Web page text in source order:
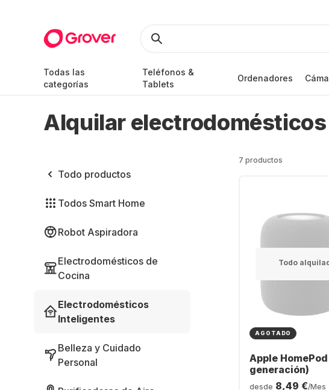
Todas las
categorías
Teléfonos &
Tablets
Ordenadores
Alquilar
Todo productos
Todos Smart Home
Robot Aspiradora
Electrodomésticos de
Cocina
Electrodomésticos
Inteligentes
Belleza y Cuidado
Personal
7 productos
Todo
AGOTADO
Apple
generación)
desde 8,49 €/Mes